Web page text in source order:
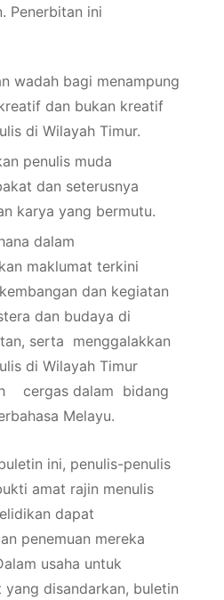
Penerbitan ini
wadah bagi menampung
dan bukan kreatif
di Wilayah Timur.
penulis muda
dan seterusnya
karya yang bermutu.
dalam
maklumat terkini
dan kegiatan
dan budaya di
serta menggalakkan
di Wilayah Timur
cergas dalam bidang
Melayu.
ini, penulis-penulis
amat rajin menulis
dapat
penemuan mereka
usaha untuk
disandarkan, buletin